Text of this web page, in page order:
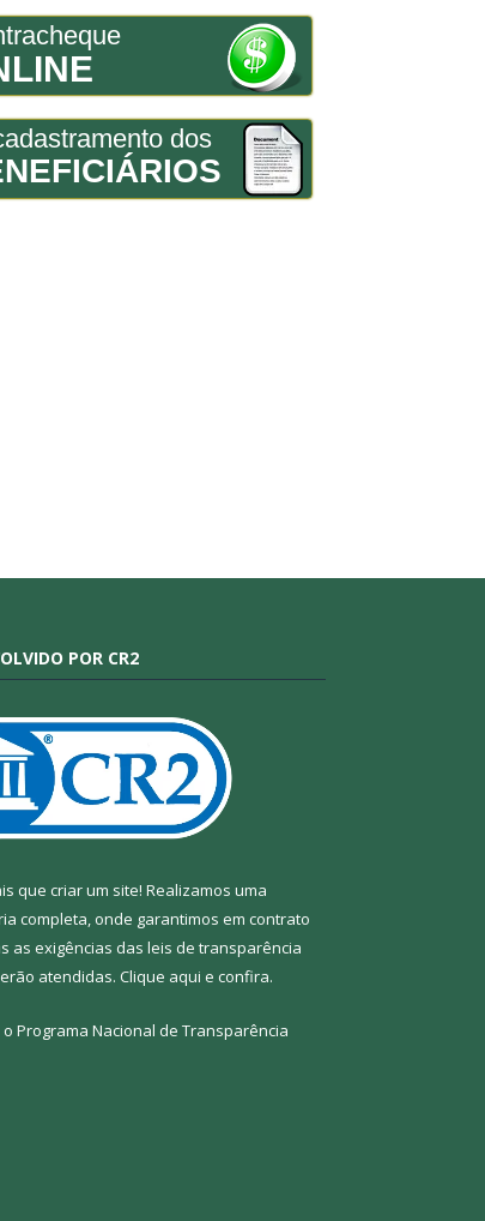
dos
POR CR2
que criar um site! Realizamos uma
completa, onde garantimos em contrato
as exigências das leis de transparência
atendidas. Clique aqui e confira.
Programa Nacional de Transparência